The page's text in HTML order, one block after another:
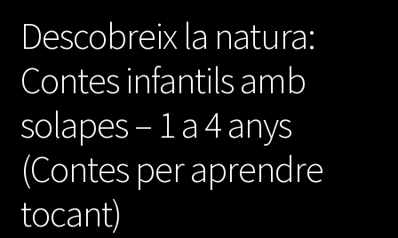
Descobreix la natura:
Contes infantils amb
solapes – 1 a 4 anys
(Contes per aprendre
tocant)